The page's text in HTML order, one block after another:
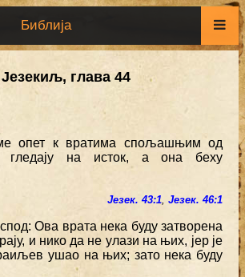
Библија
Језекиљ, глава 44
опет к вратима спољашњим од
гледају на исток, а она беху
Језек. 43:1, Језек. 46:1
Ова врата нека буду затворена
и нико да не улази на њих, јер је
ушао на њих; зато нека буду